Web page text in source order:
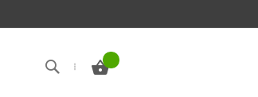
Min indkøbskurv
Search